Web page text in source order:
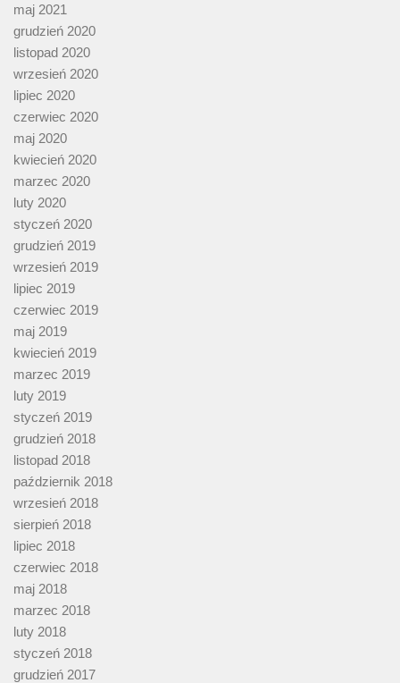
maj 2021
grudzień 2020
listopad 2020
wrzesień 2020
lipiec 2020
czerwiec 2020
maj 2020
kwiecień 2020
marzec 2020
luty 2020
styczeń 2020
grudzień 2019
wrzesień 2019
lipiec 2019
czerwiec 2019
maj 2019
kwiecień 2019
marzec 2019
luty 2019
styczeń 2019
grudzień 2018
listopad 2018
październik 2018
wrzesień 2018
sierpień 2018
lipiec 2018
czerwiec 2018
maj 2018
marzec 2018
luty 2018
styczeń 2018
grudzień 2017